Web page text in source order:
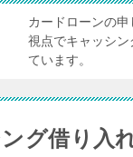
カードローンの
視点でキャッシ
ています。
グ借り入